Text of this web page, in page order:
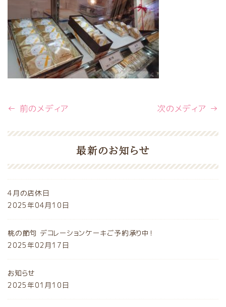
← 前のメディア 次のメディア →
最新のお知らせ
4月の店休日
2025年04月10日
桃の節句 デコレーションケーキご予約承り中！
2025年02月17日
お知らせ
2025年01月10日